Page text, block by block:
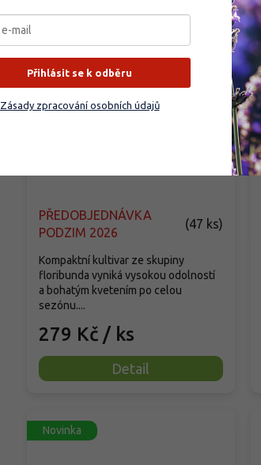
PŘEDOBJEDNÁVKA
PODZIM 2026
(47 ks)
279 Kč / ks
Detail
Kompaktní kultivar ze skupiny
floribunda vyniká vysokou odolností
a bohatým kvetením po celou
sezónu....
Novinka
Přihlásit se k odběru
Zásady zpracování osobních údajů